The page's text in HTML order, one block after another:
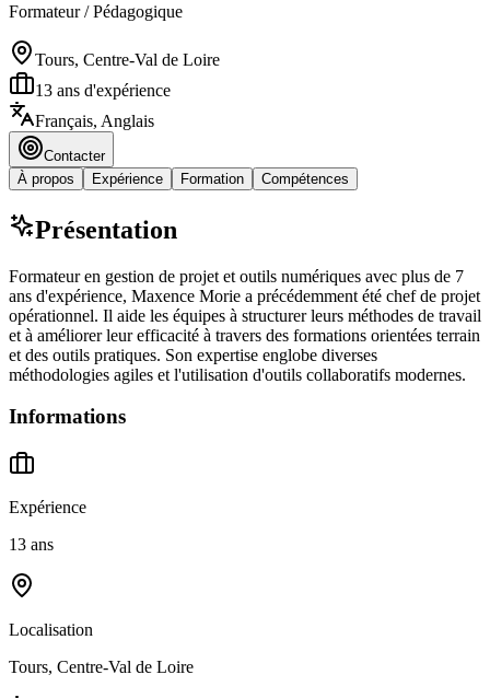
Formateur / Pédagogique
Tours, Centre-Val de Loire
13 ans d'expérience
Français, Anglais
Contacter
À propos
Expérience Formation Compétences
Présentation
Formateur en gestion de projet et outils numériques avec plus de 7
ans d'expérience, Maxence Morie a précédemment été chef de projet
opérationnel. Il aide les équipes à structurer leurs méthodes de travail
et à améliorer leur efficacité à travers des formations orientées terrain
et des outils pratiques. Son expertise englobe diverses
méthodologies agiles et l'utilisation d'outils collaboratifs modernes.
Informations
Expérience
13 ans
Localisation
Tours, Centre-Val de Loire